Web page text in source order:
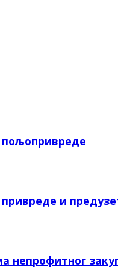
пољопривреде
и
непрофитног